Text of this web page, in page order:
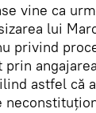
vine ca
lui
privind
astfel că